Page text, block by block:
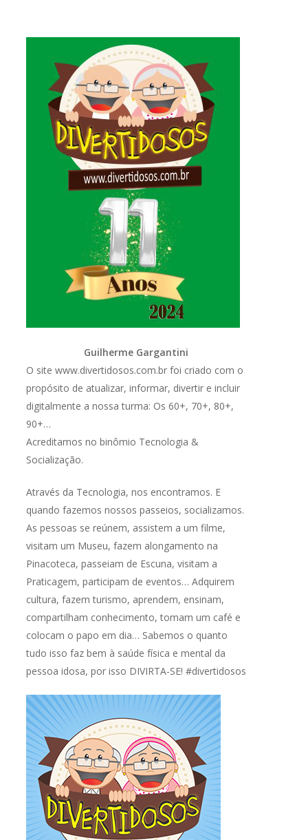
Guilherme Gargantini
O site www.divertidosos.com.br foi criado com o
propósito de atualizar, informar, divertir e incluir
digitalmente a nossa turma: Os 60+, 70+, 80+,
90+…
Acreditamos no binômio Tecnologia &
Socialização.
Através da Tecnologia, nos encontramos. E
quando fazemos nossos passeios, socializamos.
As pessoas se reúnem, assistem a um filme,
visitam um Museu, fazem alongamento na
Pinacoteca, passeiam de Escuna, visitam a
Praticagem, participam de eventos… Adquirem
cultura, fazem turismo, aprendem, ensinam,
compartilham conhecimento, tomam um café e
colocam o papo em dia… Sabemos o quanto
tudo isso faz bem à saúde física e mental da
pessoa idosa, por isso DIVIRTA-SE! #divertidosos